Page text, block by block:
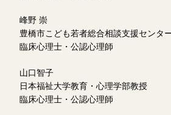
峰野 崇
豊橋市こども若者総合相談支援センタ
臨床心理士・公認心理師
山口智子
日本福祉大学教育・心理学部教授
臨床心理士・公認心理師